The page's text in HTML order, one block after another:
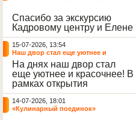
и эрудированного
участника наших
мероприятий.
пластилин, книги и конечно
же телефоны, чтобы
отправиться на небольшую
цветочную охоту в
ближайший луг.
Спасибо за экскурсию
Кадровому центру и Елене
Романовне за тёплую
встречу.
15-07-2026, 13:54
Наш двор стал еще уютнее и
красочнее!
На днях наш двор стал
еще уютнее и красочнее! В
рамках открытия
Социальной гостиной
нашего Центра, перед
воспитанниками была
14-07-2026, 18:01
«Кулинарный поединок»